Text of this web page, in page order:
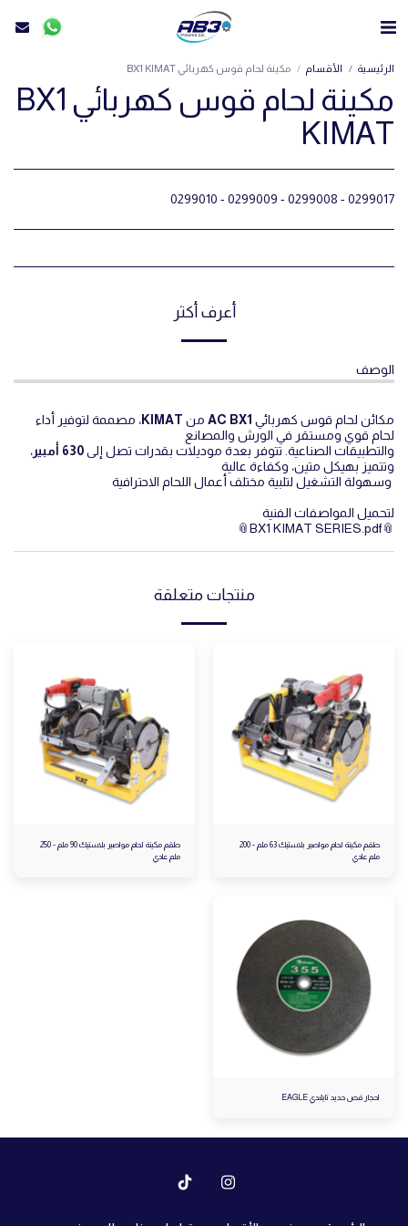
الرئيسية الأقسام مكينة لحام قوس كهربائي BX1 KIMAT
مكينة لحام قوس كهربائي BX1
KIMAT
0299017 - 0299008 - 0299009 - 0299010
أعرف أكثر
الوصف
مكائن لحام قوس كهربائي AC BX1 من KIMAT، مصممة لتوفير أداء
لحام قوي ومستقر في الورش والمصانع
والتطبيقات الصناعية. تتوفر بعدة موديلات بقدرات تصل إلى630 أمبير
،
وتتميز بهيكل متين، وكفاءة عالية
وسهولة التشغيل لتلبية مختلف أعمال اللحام الاحترافية
لتحميل المواصفات الفنية
BX1 KIMAT SERIES.pdf
منتجات متعلقة
طقم مكينة لحام مواصير بلاستيك 63 ملم - 200
ملم عادي
طقم مكينة لحام مواصير بلاستيك 90 ملم - 250
ملم عادي
احجار قص حديد تايلندي EAGLE